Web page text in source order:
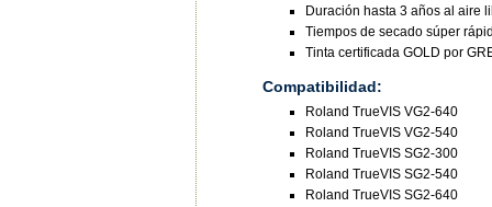
Duración hasta 3 años al aire
Tiempos de secado súper
Tinta certificada GOLD por
Compatibilidad:
Roland TrueVIS VG2-640
Roland TrueVIS VG2-540
Roland TrueVIS SG2-300
Roland TrueVIS SG2-540
Roland TrueVIS SG2-640